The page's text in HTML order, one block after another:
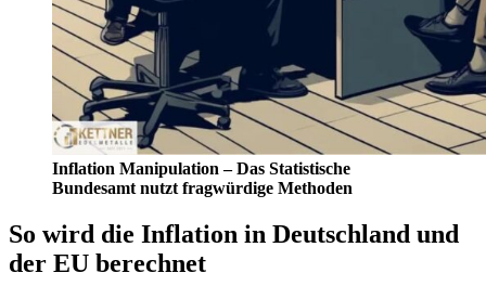
Inflation Manipulation – Das Statistische
Bundesamt nutzt fragwürdige Methoden
So wird die Inflation in Deutschland und
der EU berechnet